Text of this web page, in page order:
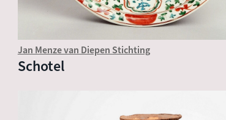
Jan Menze van Diepen Stichting
Schotel